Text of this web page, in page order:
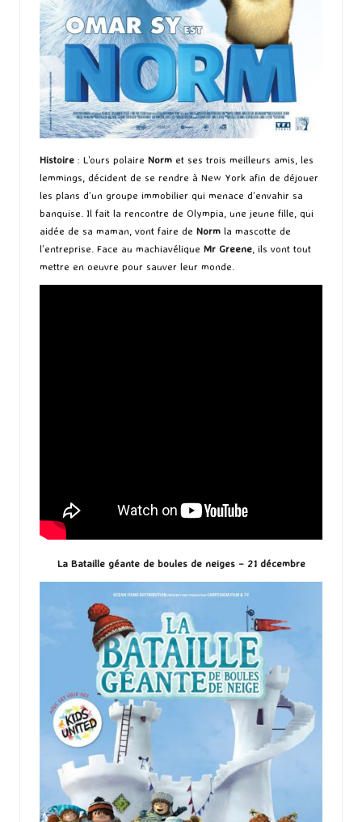
Histoire : L’ours polaire Norm et ses trois meilleurs amis, les
lemmings, décident de se rendre à New York afin de déjouer
les plans d’un groupe immobilier qui menace d’envahir sa
banquise. Il fait la rencontre de Olympia, une jeune fille, qui
aidée de sa maman, vont faire de Norm la mascotte de
l’entreprise. Face au machiavélique Mr Greene , ils vont tout
mettre en oeuvre pour sauver leur monde.
La Bataille géante de boules de neiges – 21 décembre